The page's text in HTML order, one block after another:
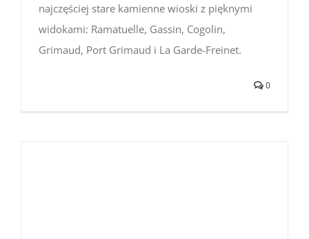
najczęściej stare kamienne wioski z pięknymi
widokami: Ramatuelle, Gassin, Cogolin,
Grimaud, Port Grimaud i La Garde-Freinet.
0